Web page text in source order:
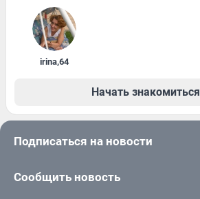
irina,64
Начать знакомиться
Подписаться на новости
Сообщить новость